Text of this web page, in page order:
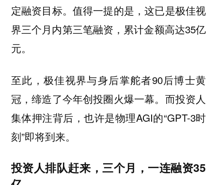
定融资目标。值得一提的是，这已是极佳视
界三个月内第三笔融资，累计金额高达35亿
元。
至此，极佳视界与身后掌舵者90后博士黄
冠，缔造了今年创投圈火爆一幕。而投资人
集体押注背后，也许是物理AGI的“GPT-3时
刻”即将到来。
投资人排队赶来 ，三个月，一连融资35